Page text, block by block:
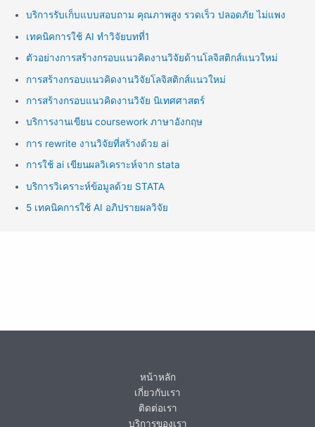
บริการรับเก็บแบบสอบถาม คุณภาพสูง รวดเร็ว ปลอดภัย ไม่แพง
เทคนิคการใช้ AI ทำวิจัยบทที่1
ตัวอย่างการสร้างกรอบแนวคิดงานวิจัยด้านโลจิสติกส์แนวใหม่
การสร้างกรอบแนวคิดงานวิจัยโลจิสติกส์แนวใหม่
การสร้างกรอบแนวคิดงานวิจัย นิเทศศาสตร์
บริการงานเขียน coursework ภาษาอังกฤษ
การ rewrite งานวิจัยที่สร้างด้วย ai
การใช้ ai เขียนผลวิเคราะห์จาก stata
บริการวิเคราะห์ข้อมูลด้วย STATA
5 เทคนิคการใช้ AI อภิปรายผลวิจัย
หน้าหลัก
เกี่ยวกับเรา
ติดต่อเรา
บริการของเรา